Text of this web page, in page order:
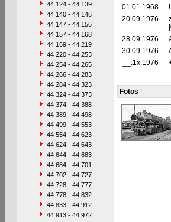
44 124 - 44 139
44 140 - 44 146
44 147 - 44 156
44 157 - 44 168
44 169 - 44 219
44 220 - 44 253
44 254 - 44 265
44 266 - 44 283
44 284 - 44 323
44 324 - 44 373
44 374 - 44 388
44 389 - 44 498
44 499 - 44 553
44 554 - 44 623
44 624 - 44 643
44 644 - 44 683
44 684 - 44 701
44 702 - 44 727
44 728 - 44 777
44 778 - 44 832
44 833 - 44 912
44 913 - 44 972
01.01.1968
20.09.1976
28.09.1976
30.09.1976
__.1x.1976
Fotos